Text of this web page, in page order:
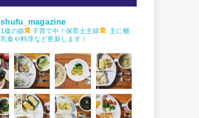
shufu_magazine
1歳の娘 子育て中！保育士主婦
主に離
乳食や料理など更新します！